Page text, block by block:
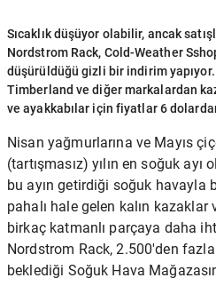
Sıcaklık düşüyor olabilir, ancak
Nordstrom Rack, Cold-Weather
düşürüldüğü gizli bir indirim
Timberland ve diğer markalardan
ve ayakkabılar için fiyatlar 6
Nisan yağmurlarına ve Mayıs
(tartışmasız) yılın en soğuk ayı
bu ayın getirdiği soğuk havayla
pahalı hale gelen kalın
birkaç katmanlı parçaya daha
Nordstrom Rack, 2.500'den
beklediği Soğuk Hava